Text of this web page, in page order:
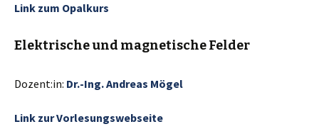
Link zum Opalkurs
Elektrische und magnetische Felder
Dozent:in: Dr.-Ing. Andreas Mögel
Link zur Vorlesungswebseite